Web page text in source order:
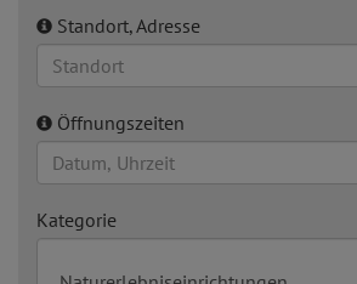
Standort, Adresse
Öffnungszeiten
Kategorie